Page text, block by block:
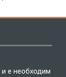
е необходим